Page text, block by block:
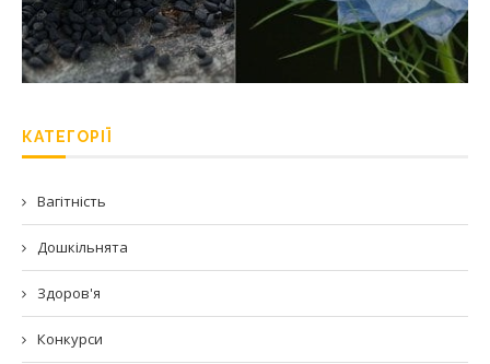
КАТЕГОРІЇ
Вагітність
Дошкільнята
Здоров'я
Конкурси